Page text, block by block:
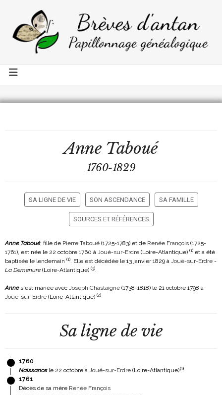
Anne Taboué
1760-1829
SA LIGNE DE VIE SON ASCENDANCE SA FAMILLE
SOURCES ET RÉFÉRENCES
Anne Taboué, fille de Pierre Taboué (1725-1783) et de Renée François (1725-
1761), est née le 22 octobre 1760 à Joué-sur-Erdre (Loire-Atlantique) (1) et a été
baptisée le lendemain (1). Elle est décédée le 13 janvier 1829 à Joué-sur-Erdre -
La Demenure (Loire-Atlantique) (3).
Annes'est mariée avec Joseph Chastaigné (1738-1818) le 21 octobre 1798 à
Joué-sur-Erdre (Loire-Atlantique) (2)
Sa ligne de vie
1760
Naissancele 22 octobre à Joué-sur-Erdre (Loire-Atlantique)(1)
1761
Décès de sa mère Renée François